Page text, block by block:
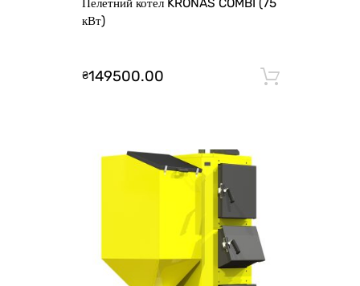
Пелетний котел KRONAS COMBI (75
кВт)
₴149500.00